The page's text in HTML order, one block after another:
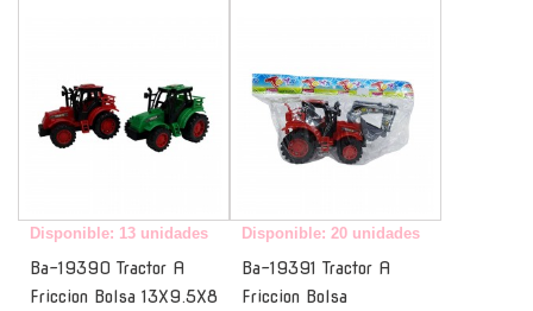
Disponible: 13 unidades
Ba-19390 Tractor A
Friccion Bolsa 13X9.5X8
Disponible: 20 unidades
Ba-19391 Tractor A
Friccion Bolsa